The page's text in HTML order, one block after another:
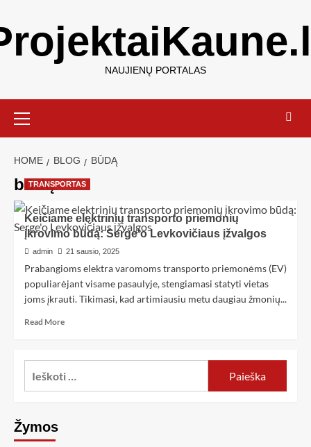
NAUJIENŲ PORTALAS
HOME BLOG BŪDĄ
būdą
TRANSPORTAS
Keičiame elektrinių transporto priemonių
įkrovimo būdą: Serge'o Levkovičiaus įžvalgos
admin 21 sausio, 2025
Prabangioms elektra varomoms transporto priemonėms (EV)
populiarėjant visame pasaulyje, stengiamasi statyti vietas
joms įkrauti. Tikimasi, kad artimiausiu metu daugiau žmonių...
Read More
Žymos